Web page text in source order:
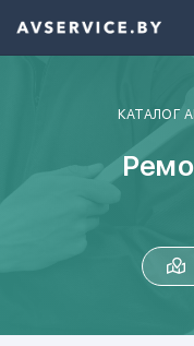
КАТАЛОГ